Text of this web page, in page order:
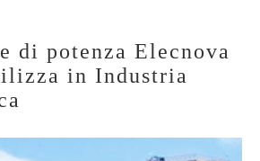
di potenza Elecnova
in Industria